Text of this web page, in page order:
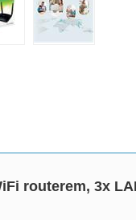
routerem, 3x